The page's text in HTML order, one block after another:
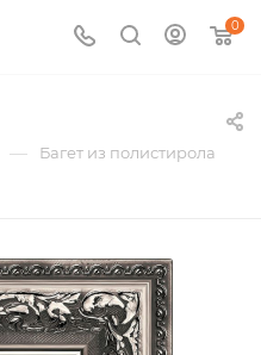
0
— Багет из полистирола